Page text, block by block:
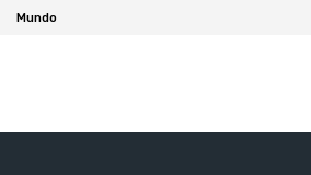
Mundo